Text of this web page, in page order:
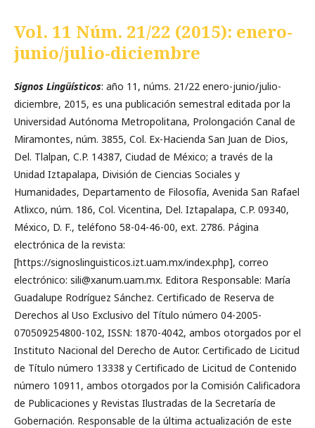
Vol. 11 Núm. 21/22 (2015): enero-
junio/julio-diciembre
Signos Lingüísticos: año 11, núms. 21/22 enero-junio/julio-
diciembre, 2015, es una publicación semestral editada por la
Universidad Autónoma Metropolitana, Prolongación Canal de
Miramontes, núm. 3855, Col. Ex-Hacienda San Juan de Dios,
Del. Tlalpan, C.P. 14387, Ciudad de México; a través de la
Unidad Iztapalapa, División de Ciencias Sociales y
Humanidades, Departamento de Filosofía, Avenida San Rafael
Atlixco, núm. 186, Col. Vicentina, Del. Iztapalapa, C.P. 09340,
México, D. F., teléfono 58-04-46-00, ext. 2786. Página
electrónica de la revista:
[https://signoslinguisticos.izt.uam.mx/index.php], correo
electrónico: sili@xanum.uam.mx. Editora Responsable: María
Guadalupe Rodríguez Sánchez. Certificado de Reserva de
Derechos al Uso Exclusivo del Título número 04-2005-
070509254800-102, ISSN: 1870-4042, ambos otorgados por el
Instituto Nacional del Derecho de Autor. Certificado de Licitud
de Título número 13338 y Certificado de Licitud de Contenido
número 10911, ambos otorgados por la Comisión Calificadora
de Publicaciones y Revistas Ilustradas de la Secretaría de
Gobernación. Responsable de la última actualización de este